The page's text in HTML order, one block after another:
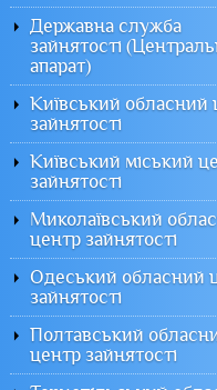
Державна служба
зайнятості
апарат)
Київський обласний
зайнятості
Київський міський
зайнятості
Миколаївський
центр зайнятості
Одеський обласний
зайнятості
Полтавський
центр зайнятості